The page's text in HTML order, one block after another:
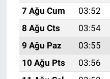
7 Ağu Cum
03:52
8 Ağu Cts
03:54
9 Ağu Paz
03:55
10 Ağu Pts
03:56